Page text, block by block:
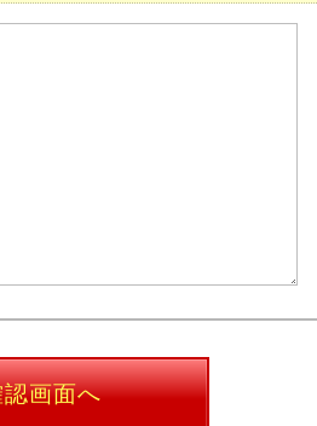
認画面へ